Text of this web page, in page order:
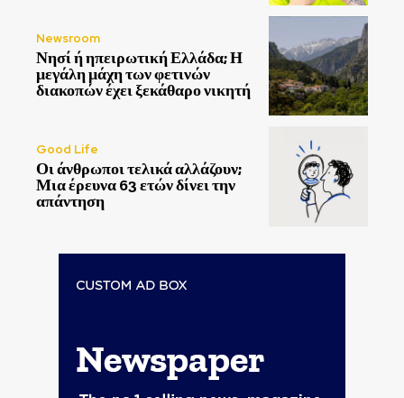
Newsroom
Νησί ή ηπειρωτική Ελλάδα; Η
μεγάλη μάχη των φετινών
διακοπών έχει ξεκάθαρο νικητή
Good Life
Οι άνθρωποι τελικά αλλάζουν;
Μια έρευνα 63 ετών δίνει την
απάντηση